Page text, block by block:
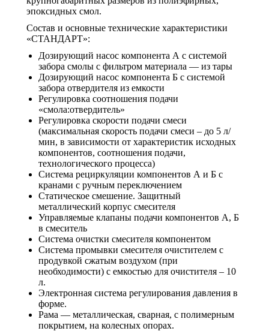
эпоксидных смол.
Состав и основные технические характеристики
«СТАНДАРТ»:
Дозирующий насос компонента А с системой
забора смолы с фильтром материала — из тары
Дозирующий насос компонента Б с системой
забора отвердителя из емкости
Регулировка соотношения подачи
«смола:отвердитель»
Регулировка скорости подачи смеси
(максимальная скорость подачи смеси – до 5 л/
мин, в зависимости от характеристик исходных
компонентов, соотношения подачи,
технологического процесса)
Система рециркуляции компонентов А и Б с
кранами с ручным переключением
Cтатическое смешение. Защитный
металлический корпус смесителя
Управляемые клапаны подачи компонентов А, Б
в смеситель
Система очистки смесителя компонентом
Система промывки смесителя очистителем с
продувкой сжатым воздухом (при
необходимости) с емкостью для очистителя – 10
л.
Электронная система регулирования давления в
форме.
Рама — металлическая, сварная, с полимерным
покрытием, на колесных опорах.